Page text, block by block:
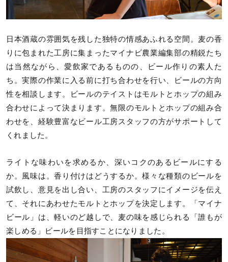
日本酒蔵の雰囲気を残した独特の情感あふれる空間。麦の香
りに包まれた工房に集まったマイナビ農業編集部の精鋭たち
は当然ながら、愛飲家であるものの、ビール作りの素人た
ち。実際の作業に入る前に打ち合わせを行い、ビールの方向
性を相談します。ビールのテイストはモルトとホップの組み
合わせによって決まります。無限のモルトとホップの組み合
わせを、経験豊富なビール工房スタッフの方がサポートして
くれました。
ライトな味わいを求めるか、深いコクのあるビールにする
か。風味は。香り付けはどうするか。様々な種類のビールを
試飲し、意見を出し合い、工房のスタッフにイメージを伝え
て、それにあわせたモルトとホップを決定します。「マイナ
ビール」は、軽いのど越しで、麦の味を感じられる「誰もが
楽しめる」ビールを目指すことになりました。